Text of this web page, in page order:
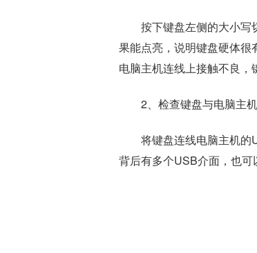
按下键盘左侧的大小写
果能点亮，说明键盘硬体
电脑主机连线上接触不良，
2、检查键盘与电脑主
将键盘连线电脑主机
背后有多个USB介面，也可